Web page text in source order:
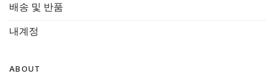
배송 및 반품
내계정
ABOUT